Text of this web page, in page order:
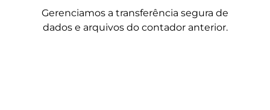
Gerenciamos a transferência segura de
dados e arquivos do contador anterior.